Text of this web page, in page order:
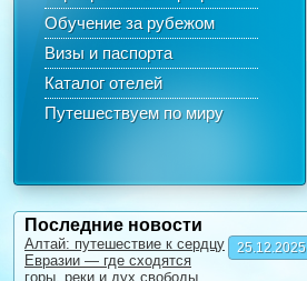
Обучение за рубежом
Визы и паспорта
Каталог отелей
Путешествуем по миру
Последние новости
25.12.2025
Алтай: путешествие к сердцу
Евразии — где сходятся
горы, реки и дух свободы